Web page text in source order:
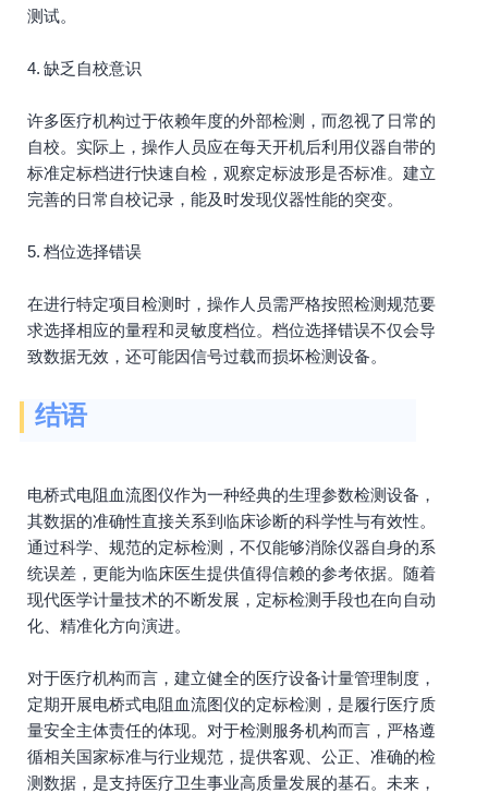
测试。
4. 缺乏自校意识
许多医疗机构过于依赖年度的外部检测，而忽视了日常的
自校。实际上，操作人员应在每天开机后利用仪器自带的
标准定标档进行快速自检，观察定标波形是否标准。建立
完善的日常自校记录，能及时发现仪器性能的突变。
5. 档位选择错误
在进行特定项目检测时，操作人员需严格按照检测规范要
求选择相应的量程和灵敏度档位。档位选择错误不仅会导
致数据无效，还可能因信号过载而损坏检测设备。
结语
电桥式电阻血流图仪作为一种经典的生理参数检测设备，
其数据的准确性直接关系到临床诊断的科学性与有效性。
通过科学、规范的定标检测，不仅能够消除仪器自身的系
统误差，更能为临床医生提供值得信赖的参考依据。随着
现代医学计量技术的不断发展，定标检测手段也在向自动
化、精准化方向演进。
对于医疗机构而言，建立健全的医疗设备计量管理制度，
定期开展电桥式电阻血流图仪的定标检测，是履行医疗质
量安全主体责任的体现。对于检测服务机构而言，严格遵
循相关国家标准与行业规范，提供客观、公正、准确的检
测数据，是支持医疗卫生事业高质量发展的基石。未来，